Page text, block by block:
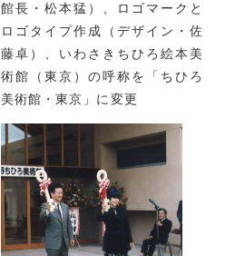
館長・松本猛）、ロゴマークと
ロゴタイプ作成（デザイン・佐
藤卓）、いわさきちひろ絵本美
術館（東京）の呼称を「ちひろ
美術館・東京」に変更